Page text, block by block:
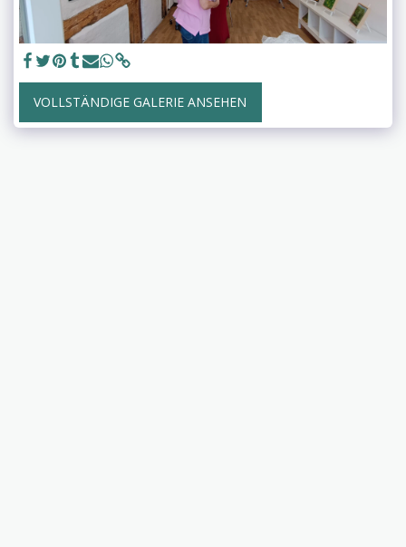
VOLLSTÄNDIGE GALERIE ANSEHEN